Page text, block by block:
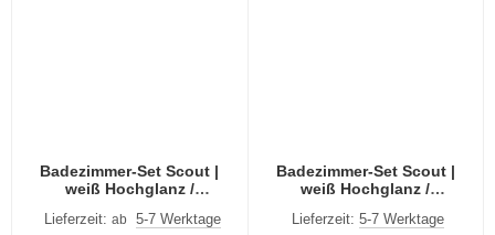
Badezimmer-Set Scout |
weiß Hochglanz /
Beleuchtung
Lieferzeit: ab 5-7 Werktage
Badezimmer-Set Scout |
weiß Hochglanz /
Lieferzeit:5-7 Werktage